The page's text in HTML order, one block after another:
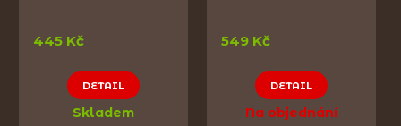
445 Kč
DETAIL
Skladem
549 Kč
DETAIL
Na objednání